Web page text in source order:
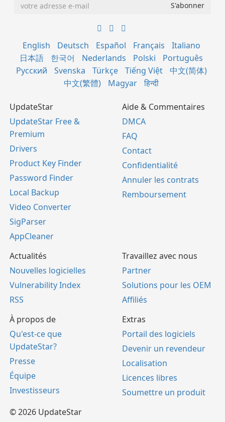
English Deutsch Español Français
Italiano
日本語
한국어 Nederlands Polski
Português
Русский
Svenska Türkçe Tiếng Việt
中文(简体)
中文(繁體)
Magyar हिन्दी
UpdateStar
UpdateStar Free &
Premium
Drivers
Product Key Finder
Password Finder
Local Backup
Video Converter
SigParser
AppCleaner
Aide & Commentaires
DMCA
FAQ
Contact
Confidentialité
Annuler les contrats
Remboursement
Actualités
Nouvelles logicielles
Vulnerability Index
RSS
Travaillez avec nous
Partner
Solutions pour les OEM
Affiliés
À propos de
Qu'est-ce que
UpdateStar?
Presse
Équipe
Investisseurs
Extras
Portail des logiciels
Devenir un revendeur
Localisation
Licences libres
Soumettre un produit
© 2026 UpdateStar